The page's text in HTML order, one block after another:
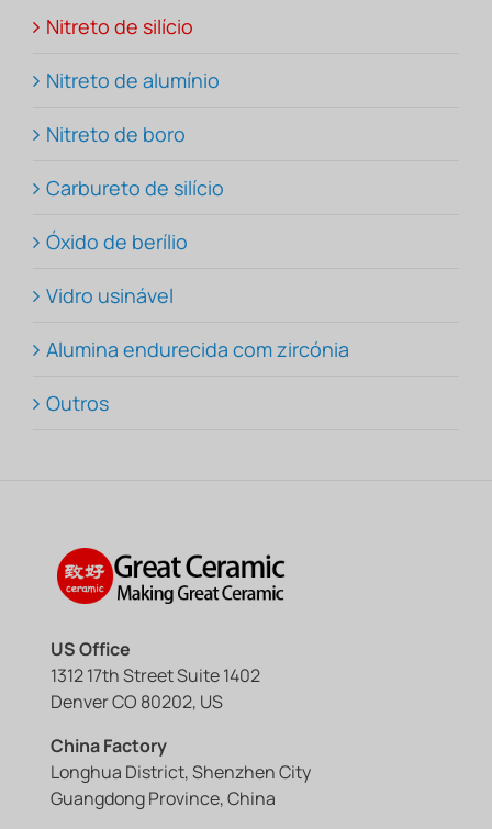
Nitreto de silício
Nitreto de alumínio
Nitreto de boro
Carbureto de silício
Óxido de berílio
Vidro usinável
Alumina endurecida com zircónia
Outros
US Office
1312 17th Street Suite 1402
Denver CO 80202, US
China Factory
Longhua District, Shenzhen City
Guangdong Province, China